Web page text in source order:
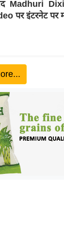
Madhuri
पर इंटरनेट पर